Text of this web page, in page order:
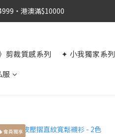
・港澳滿$10000
剪裁質感系列
✦ 小我獨家系列
會員獨享